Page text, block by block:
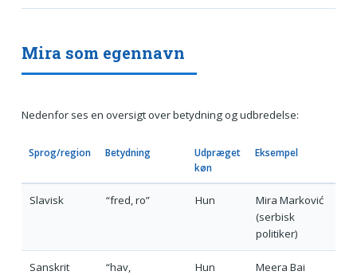
Mira som egennavn
Nedenfor ses en oversigt over betydning og udbredelse:
Sprog/region Betydning
Udpræget
køn
Eksempel
Slavisk “fred, ro” Hun
Mira Marković
(serbisk
politiker)
Sanskrit
“hav,
Hun
Meera Bai